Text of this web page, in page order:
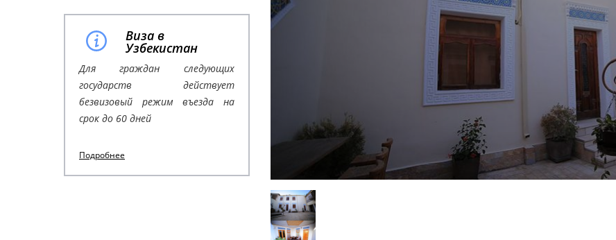
Виза в
Узбекистан
Для граждан следующих
государств действует
безвизовый режим въезда на
срок до 60 дней
Подробнее